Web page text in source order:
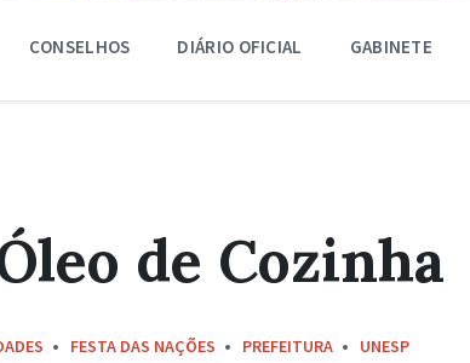
CONSELHOS DIÁRIO OFICIAL GABINETE
de Cozinha
FESTA DAS NAÇÕES PREFEITURA UNESP